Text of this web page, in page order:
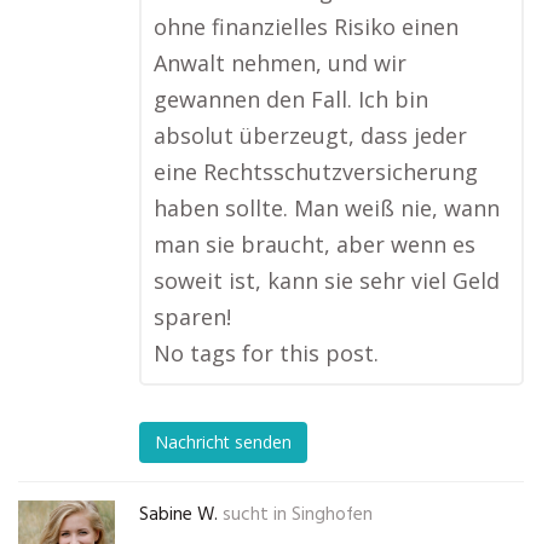
ohne finanzielles Risiko einen
Anwalt nehmen, und wir
gewannen den Fall. Ich bin
absolut überzeugt, dass jeder
eine Rechtsschutzversicherung
haben sollte. Man weiß nie, wann
man sie braucht, aber wenn es
soweit ist, kann sie sehr viel Geld
sparen!
No tags for this post.
Nachricht senden
Sabine W. sucht in Singhofen